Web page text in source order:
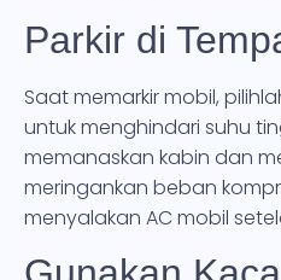
Parkir di
Saat memarkir mobil,
untuk menghindari suhu
memanaskan kabin dan
meringankan beban
menyalakan AC mobil